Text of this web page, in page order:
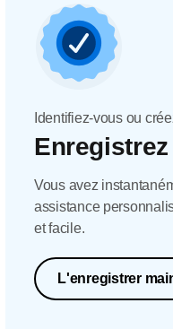
Identifiez-vous ou
Vous avez
assistance
et facile.
L'enregistrer